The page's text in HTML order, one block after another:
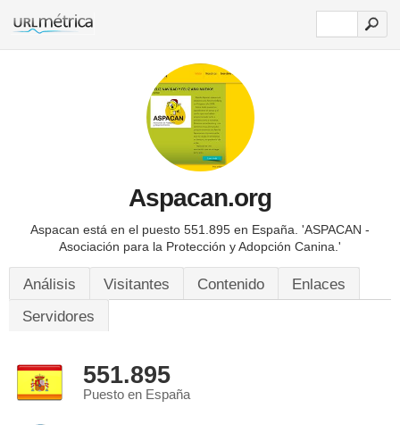
Aspacan.org
Aspacan está en el puesto 551.895 en España. 'ASPACAN -
Asociación para la Protección y Adopción Canina.'
Análisis Visitantes Contenido
Enlaces
Servidores
551.895
Puesto en España